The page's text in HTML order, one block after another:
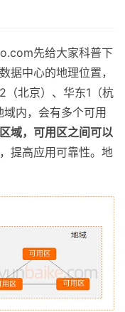
先给大家科普下
据中心的地理位置，
（北京）、华东1（杭
内，会有多个可用
域，可用区之间可以
提高应用可靠性。地